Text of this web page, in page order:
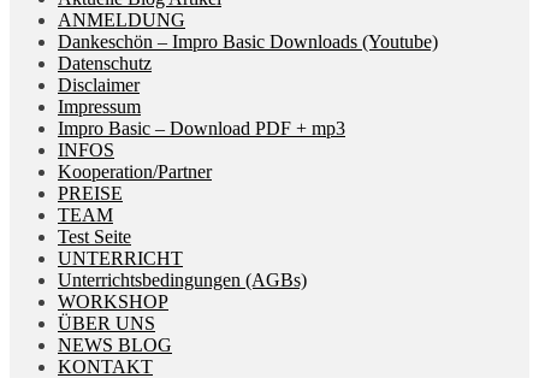
ANMELDUNG
Dankeschön – Impro Basic Downloads (Youtube)
Datenschutz
Disclaimer
Impressum
Impro Basic – Download PDF + mp3
INFOS
Kooperation/Partner
PREISE
TEAM
Test Seite
UNTERRICHT
Unterrichtsbedingungen (AGBs)
WORKSHOP
ÜBER UNS
NEWS BLOG
KONTAKT